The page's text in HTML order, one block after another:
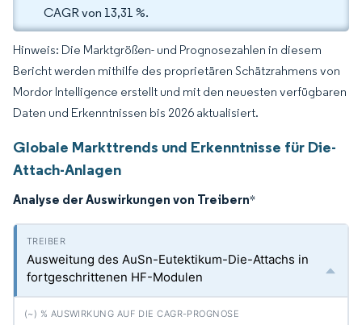
CAGR von 13,31 %.
Hinweis: Die Marktgrößen- und Prognosezahlen in diesem
Bericht werden mithilfe des proprietären Schätzrahmens von
Mordor Intelligence erstellt und mit den neuesten verfügbaren
Daten und Erkenntnissen bis 2026 aktualisiert.
Globale Markttrends und Erkenntnisse für Die-
Attach-Anlagen
Analyse der Auswirkungen von Treibern*
Ausweitung des AuSn-Eutektikum-Die-Attachs in
fortgeschrittenen HF-Modulen